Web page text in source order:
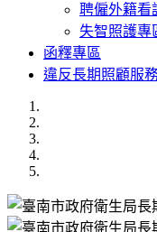
聘僱外籍看
失智照護專
函釋專區
違反長期照顧服